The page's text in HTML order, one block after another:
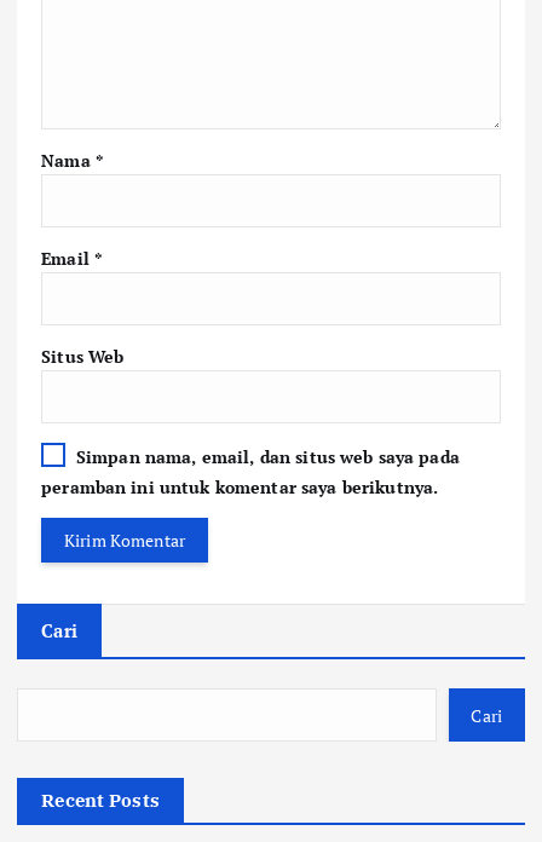
Nama *
Email *
Situs Web
Simpan nama, email, dan situs web saya pada
peramban ini untuk komentar saya berikutnya.
Cari
Cari
Recent Posts